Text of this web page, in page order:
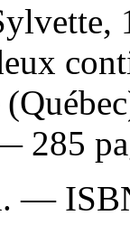
285
—